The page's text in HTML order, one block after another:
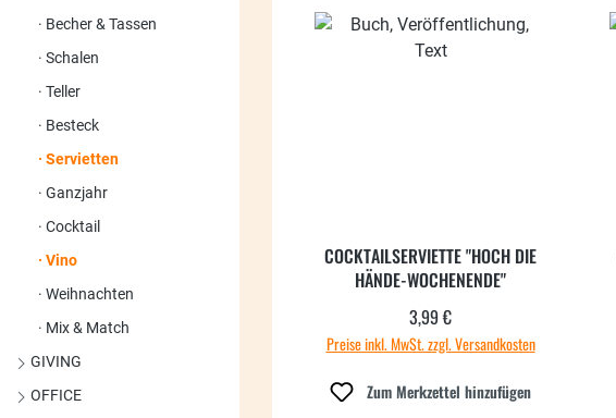
Becher & Tassen
Schalen
Teller
Besteck
Servietten
Ganzjahr
Cocktail
Vino
Weihnachten
Mix & Match
GIVING
OFFICE
COCKTAILSERVIETTE "HOCH DIE
HÄNDE-WOCHENENDE"
Regulärer Preis:
3,99 €
Preise inkl. MwSt. zzgl. Versandkosten
Zum Merkzettel hinzufügen